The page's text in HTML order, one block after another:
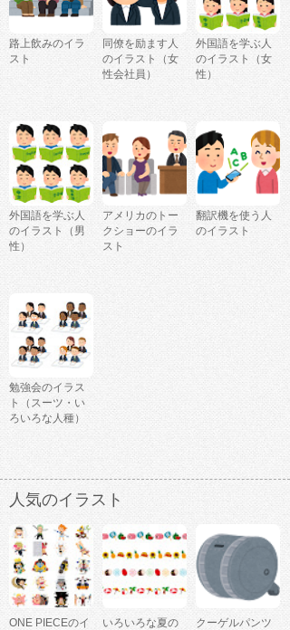
路上飲みのイラ
スト
同僚を励ます人
のイラスト（女
性会社員）
外国語を学ぶ人
のイラスト（女
性）
外国語を学ぶ人
のイラスト（男
性）
アメリカのトー
クショーのイラ
スト
翻訳機を使う人
のイラスト
勉強会のイラス
ト（スーツ・い
ろいろな人種）
人気のイラスト
ONE PIECEのイ
いろいろな夏の
クーゲルパンツ